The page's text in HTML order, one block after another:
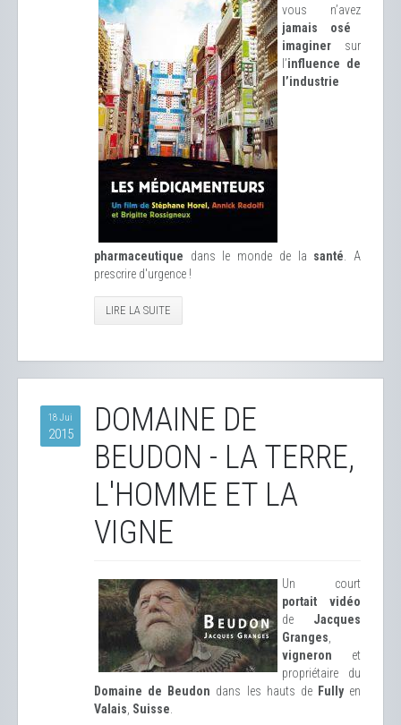
vous n’avez
jamais osé
imaginer sur
l’influence de
l’industrie
pharmaceutique dans le monde de la santé . A
prescrire d'urgence !
LIRE LA SUITE
18 Jui
2015
DOMAINE DE
BEUDON - LA TERRE,
L'HOMME ET LA
VIGNE
Un court
portait vidéo
de Jacques
Granges
vigneron et
propriétaire du
Domaine de Beudon dans les hauts de Fullyen
Valais Suisse